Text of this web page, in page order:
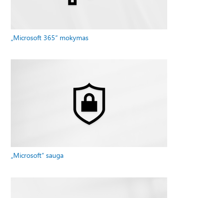
„Microsoft 365“ mokymas
„Microsoft“ sauga